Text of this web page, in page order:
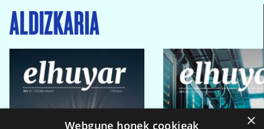
ALDIZKARIA
×
Webgune honek cookieak